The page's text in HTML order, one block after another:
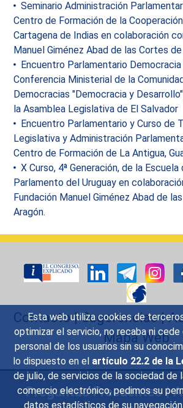
Esta web utiliza cookies de
optimizar el servicio, no recaba ni
personal de los usuarios sin su
lo dispuesto en el artículo 22.2 de la
de julio, de servicios de la sociedad de
comercio electrónico, pedimos su
datos estadísticos de su
Seminario Administración
Centro de Formación de la
Cartagena de Indias en colaboración
Manuel Giménez Abad de las Cortes
Encuentro Parlamentario
Conferencia Ministerial de la
Democracias "Democracia y
la Asamblea Legislativa de El Salvador
Encuentro Parlamentario y Curso de
Legislativa y Administración
Centro de Formación de La Antigua,
X Curso, 4ª Generación, de la
Parlamento del Uruguay en
Fundación Manuel Giménez Abad de
Aragón.
Contacto|Sugerencias|
Mapa Web
Preguntas Frecuentes|